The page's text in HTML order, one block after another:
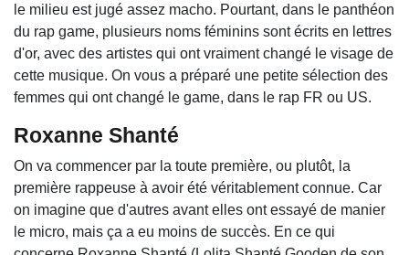
le milieu est jugé assez macho. Pourtant, dans le panthéon
du rap game, plusieurs noms féminins sont écrits en lettres
d'or, avec des artistes qui ont vraiment changé le visage de
cette musique. On vous a préparé une petite sélection des
femmes qui ont changé le game, dans le rap FR ou US.
Roxanne Shanté
On va commencer par la toute première, ou plutôt, la
première rappeuse à avoir été véritablement connue. Car
on imagine que d'autres avant elles ont essayé de manier
le micro, mais ça a eu moins de succès. En ce qui